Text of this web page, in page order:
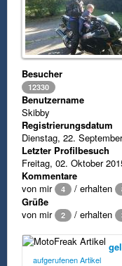
Besucher
12330
Benutzername
Skibby
Registrierungsdatum
Dienstag, 22.
Letzter Profilbesuch
Freitag, 02. Oktober
Kommentare
von mir
4 / erhalten
Grüße
von mir
2 / erhalten
aufgerufenen Artikel